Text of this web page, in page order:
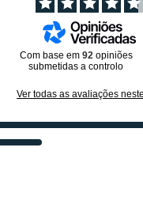
Com base em 92 opiniões
submetidas a controlo
Ver todas as avaliações